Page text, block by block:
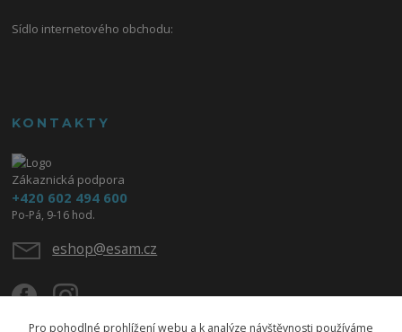
Sídlo internetového obchodu:
KONTAKTY
Zákaznická podpora
+420 602 494 600
Po-Pá, 9-16 hod.
eshop@esam.cz
Pro pohodlné prohlížení webu a k analýze návštěvnosti používáme